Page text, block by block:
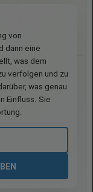
von
dann eine
was dem
verfolgen und zu
was genau
Einfluss. Sie